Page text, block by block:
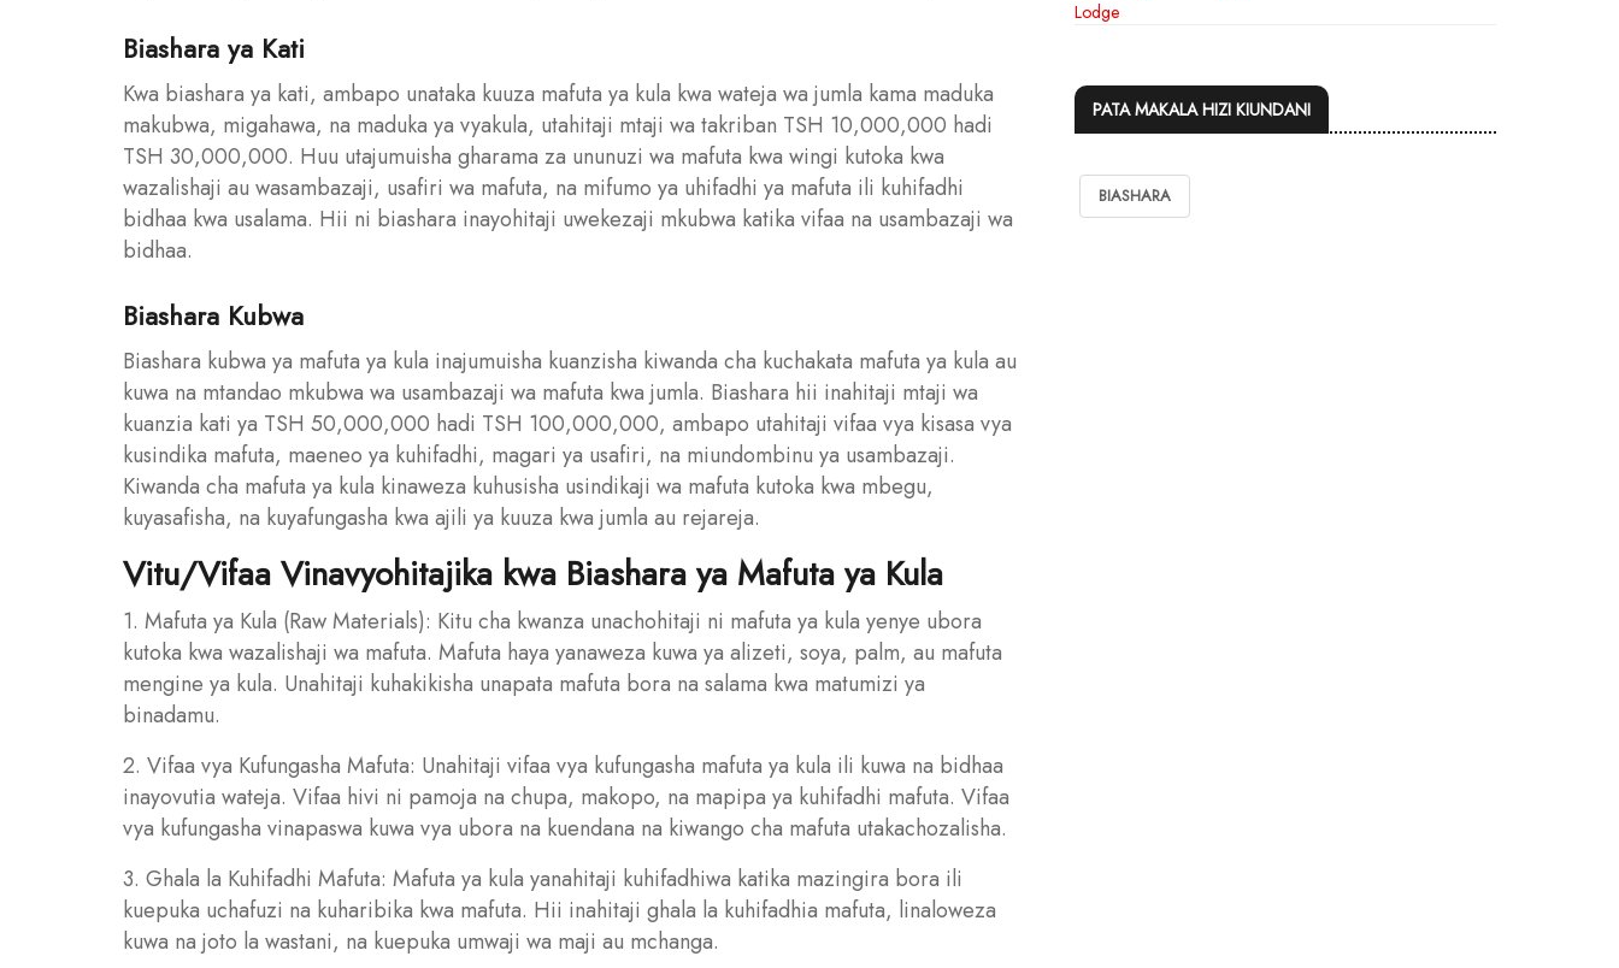
Biashara ya Kati
Kwa biashara ya kati, ambapo unataka kuuza mafuta ya kula kwa wateja wa jumla kama maduka
makubwa, migahawa, na maduka ya vyakula, utahitaji mtaji wa takriban TSH 10,000,000 hadi
TSH 30,000,000. Huu utajumuisha gharama za ununuzi wa mafuta kwa wingi kutoka kwa
wazalishaji au wasambazaji, usafiri wa mafuta, na mifumo ya uhifadhi ya mafuta ili kuhifadhi
bidhaa kwa usalama. Hii ni biashara inayohitaji uwekezaji mkubwa katika vifaa na usambazaji wa
bidhaa.
Biashara Kubwa
Biashara kubwa ya mafuta ya kula inajumuisha kuanzisha kiwanda cha kuchakata mafuta ya kula au
kuwa na mtandao mkubwa wa usambazaji wa mafuta kwa jumla. Biashara hii inahitaji mtaji wa
kuanzia kati ya TSH 50,000,000 hadi TSH 100,000,000, ambapo utahitaji vifaa vya kisasa vya
kusindika mafuta, maeneo ya kuhifadhi, magari ya usafiri, na miundombinu ya usambazaji.
Kiwanda cha mafuta ya kula kinaweza kuhusisha usindikaji wa mafuta kutoka kwa mbegu,
kuyasafisha, na kuyafungasha kwa ajili ya kuuza kwa jumla au rejareja.
Vitu/Vifaa Vinavyohitajika kwa Biashara ya Mafuta ya Kula
1. Mafuta ya Kula (Raw Materials): Kitu cha kwanza unachohitaji ni mafuta ya kula yenye ubora
kutoka kwa wazalishaji wa mafuta. Mafuta haya yanaweza kuwa ya alizeti, soya, palm, au mafuta
mengine ya kula. Unahitaji kuhakikisha unapata mafuta bora na salama kwa matumizi ya
binadamu.
2. Vifaa vya Kufungasha Mafuta: Unahitaji vifaa vya kufungasha mafuta ya kula ili kuwa na bidhaa
inayovutia wateja. Vifaa hivi ni pamoja na chupa, makopo, na mapipa ya kuhifadhi mafuta. Vifaa
vya kufungasha vinapaswa kuwa vya ubora na kuendana na kiwango cha mafuta utakachozalisha.
3. Ghala la Kuhifadhi Mafuta: Mafuta ya kula yanahitaji kuhifadhiwa katika mazingira bora ili
kuepuka uchafuzi na kuharibika kwa mafuta. Hii inahitaji ghala la kuhifadhia mafuta, linaloweza
kuwa na joto la wastani, na kuepuka umwaji wa maji au mchanga.
PATA MAKALA HIZI KIUNDANI
BIASHARA